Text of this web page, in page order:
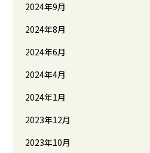
2024年9月
2024年8月
2024年6月
2024年4月
2024年1月
2023年12月
2023年10月